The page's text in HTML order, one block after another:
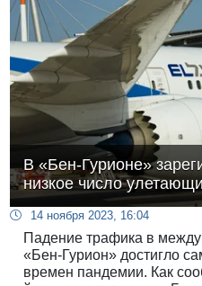
В «Бен-Гурионе»
низкое число
14 ноября 2023, 16:04
Падение трафика в
«Бен-Гурион» достигло
времен пандемии. Как